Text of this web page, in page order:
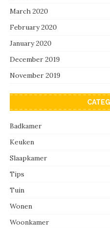
March 2020
February 2020
January 2020
December 2019
November 2019
Badkamer
Keuken
Slaapkamer
Tips
Tuin
Wonen
Woonkamer